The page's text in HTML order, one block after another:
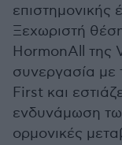
επιστημονικής
Ξεχωριστή
HormonAll της
συνεργασία με
First και
ενδυνάμωση
ορμονικές